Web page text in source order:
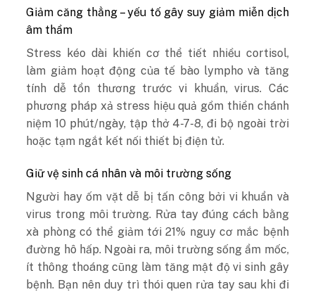
Giảm căng thẳng – yếu tố gây suy giảm miễn dịch
âm thầm
Stress kéo dài khiến cơ thể tiết nhiều cortisol,
làm giảm hoạt động của tế bào lympho và tăng
tính dễ tổn thương trước vi khuẩn, virus. Các
phương pháp xả stress hiệu quả gồm thiền chánh
niệm 10 phút/ngày, tập thở 4-7-8, đi bộ ngoài trời
hoặc tạm ngắt kết nối thiết bị điện tử.
Giữ vệ sinh cá nhân và môi trường sống
Người hay ốm vặt dễ bị tấn công bởi vi khuẩn và
virus trong môi trường. Rửa tay đúng cách bằng
xà phòng có thể giảm tới 21% nguy cơ mắc bệnh
đường hô hấp. Ngoài ra, môi trường sống ẩm mốc,
ít thông thoáng cũng làm tăng mật độ vi sinh gây
bệnh. Bạn nên duy trì thói quen rửa tay sau khi đi